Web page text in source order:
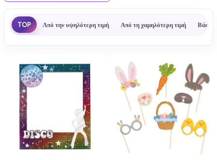
TOP Από την υψηλότερη τιμή Από τη χαμηλότερη τιμή Βάσει